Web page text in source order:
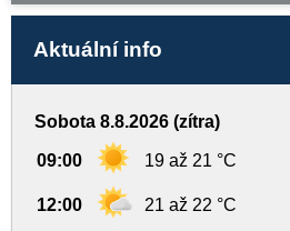
Aktuální info
Sobota 8.8.2026 (zítra)
09:00 19 až 21 °C
12:00 21 až 22 °C